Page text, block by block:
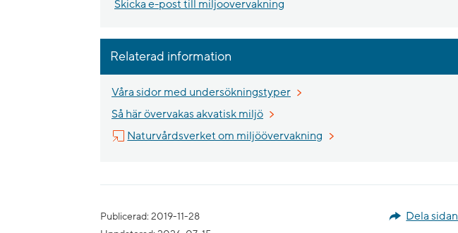
Skicka e-post till miljoovervakning
Relaterad information
Våra sidor med undersökningstyper
Så här övervakas akvatisk miljö
Naturvårdsverket om miljöövervakning Länk till annan webbplats.
Publicerad: 2019-11-28
Dela sidan